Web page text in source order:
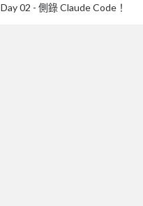
Day 02 - 側錄 Claude Code！